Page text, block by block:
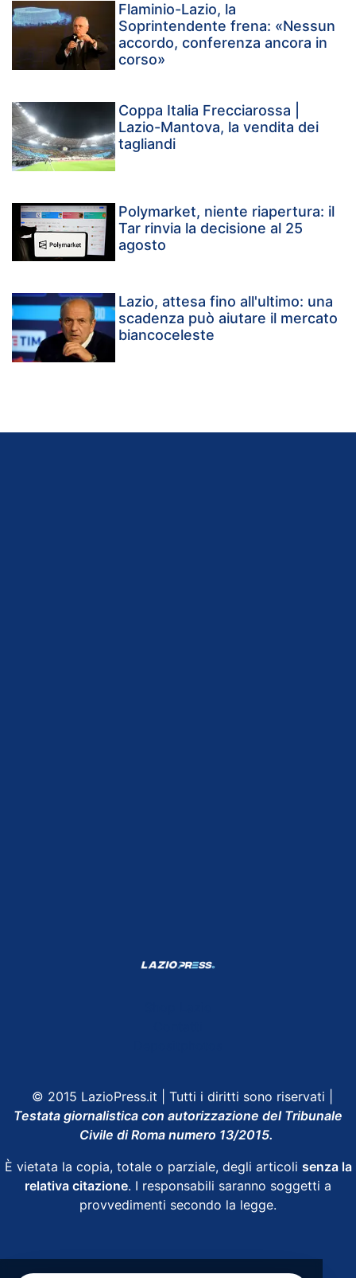
Flaminio-Lazio, la
Soprintendente frena: «Nessun
accordo, conferenza ancora in
corso»
Coppa Italia Frecciarossa |
Lazio-Mantova, la vendita dei
tagliandi
Polymarket, niente riapertura: il
Tar rinvia la decisione al 25
agosto
Lazio, attesa fino all'ultimo: una
scadenza può aiutare il mercato
biancoceleste
© 2015 LazioPress.it | Tutti i diritti sono riservati |
Testata giornalistica con autorizzazione del Tribunale
Civile di Roma numero 13/2015.
È vietata la copia, totale o parziale, degli articoli senza la
relativa citazione. I responsabili saranno soggetti a
provvedimenti secondo la legge.